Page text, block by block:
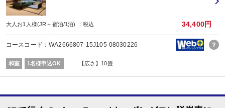
※証明できるものをお持ちください。
※予約条件入力の画面でチェックを入れて下さい。
■夕食
場所:
その他（ダイニングホール）
内容:
和食
大人お1人様(JR＋宿泊/1泊) ：税込 34,400円
コースコード：WA2666807-15J105-08030226
和室 1名様申込OK 【広さ】10畳